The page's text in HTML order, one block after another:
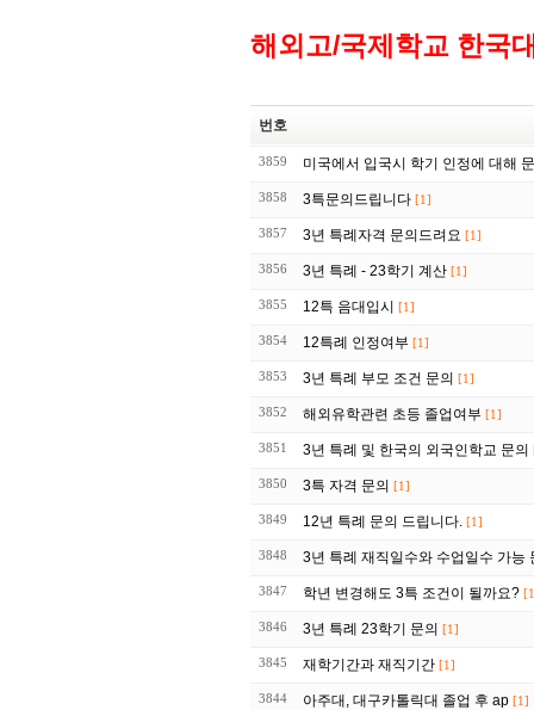
해외고/국제학교 한국
번호
3859 미국에서 입국시 학기 인정에 대해
3858 3특문의드립니다 [1]
3857 3년 특례자격 문의드려요 [1]
3856 3년 특례 - 23학기 계산 [1]
3855 12특 음대입시 [1]
3854 12특례 인정여부 [1]
3853 3년 특례 부모 조건 문의 [1]
3852 해외유학관련 초등 졸업여부 [1]
3851 3년 특례 및 한국의 외국인학교 문의
3850 3특 자격 문의 [1]
3849 12년 특례 문의 드립니다. [1]
3848 3년 특례 재직일수와 수업일수 가능
3847 학년 변경해도 3특 조건이 될까요?
3846 3년 특례 23학기 문의 [1]
3845 재학기간과 재직기간 [1]
3844 아주대, 대구카톨릭대 졸업 후 ap [1]